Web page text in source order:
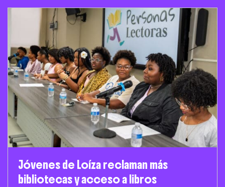
Jóvenes de Loíza reclaman más
bibliotecas y acceso a libros